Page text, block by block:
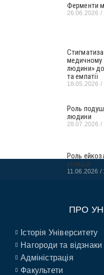
Ферменти
26.06.2026
медичному
людини» до
та емпатії
18.05.2026
Роль
людини
28.07.2026
Роль
реакцій
11.06.2026
ПРО
Історія Університету
Нагороди та відзнаки
Адміністрація
Факультети